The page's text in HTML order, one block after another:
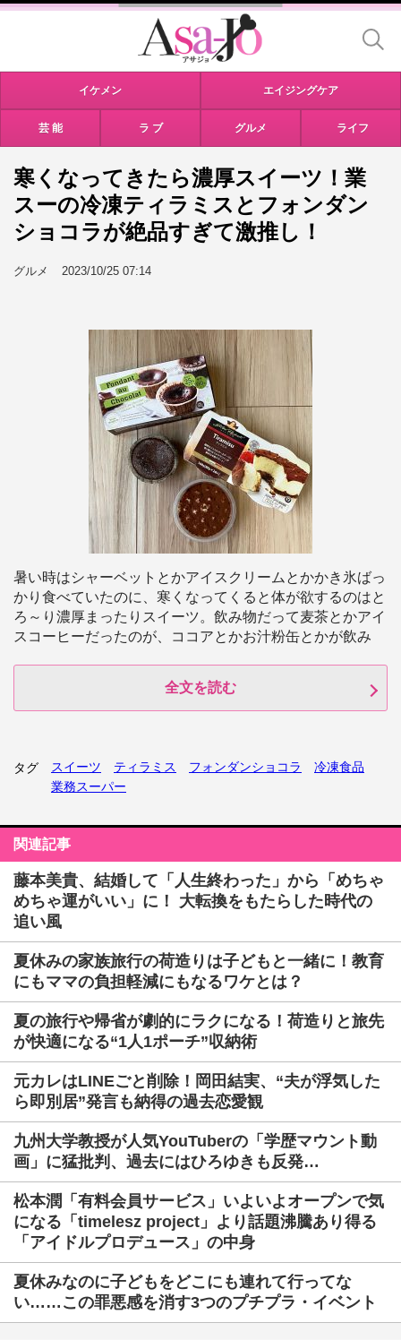
イケメン エイジングケア
芸 能 ラ ブ グルメ ライフ
寒くなってきたら濃厚スイーツ！業
スーの冷凍ティラミスとフォンダン
ショコラが絶品すぎて激推し！
グルメ 2023/10/25 07:14
暑い時はシャーベットとかアイスクリームとかかき氷ばっ
かり食べていたのに、寒くなってくると体が欲するのはと
ろ～り濃厚まったりスイーツ。飲み物だって麦茶とかアイ
スコーヒーだったのが、ココアとかお汁粉缶とかが飲み
全文を読む
タグ スイーツ ティラミス フォンダンショコラ
冷凍食品
業務スーパー
関連記事
藤本美貴、結婚して「人生終わった」から「めちゃ
めちゃ運がいい」に！ 大転換をもたらした時代の
追い風
夏休みの家族旅行の荷造りは子どもと一緒に！教育
にもママの負担軽減にもなるワケとは？
夏の旅行や帰省が劇的にラクになる！荷造りと旅先
が快適になる“1人1ポーチ”収納術
元カレはLINEごと削除！岡田結実、“夫が浮気した
ら即別居”発言も納得の過去恋愛観
九州大学教授が人気YouTuberの「学歴マウント動
画」に猛批判、過去にはひろゆきも反発…
松本潤「有料会員サービス」いよいよオープンで気
になる「timelesz project」より話題沸騰あり得る
「アイドルプロデュース」の中身
夏休みなのに子どもをどこにも連れて行ってな
い……この罪悪感を消す3つのプチプラ・イベント